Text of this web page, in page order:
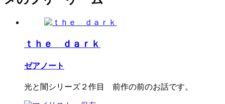
ｔｈｅ ｄａｒｋ
ゼアノート
光と闇シリーズ２作目 前作の前のお話です。